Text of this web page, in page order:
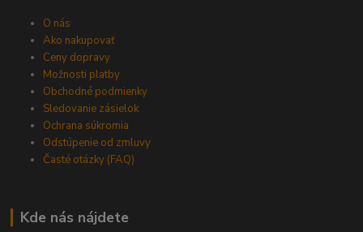
O nás
Ako nakupovať
Ceny dopravy
Možnosti platby
Obchodné podmienky
Sledovanie zásielok
Ochrana súkromia
Odstúpenie od zmluvy
Časté otázky (FAQ)
Kde nás nájdete